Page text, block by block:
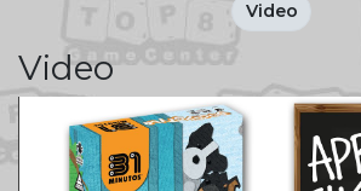
Video
Video